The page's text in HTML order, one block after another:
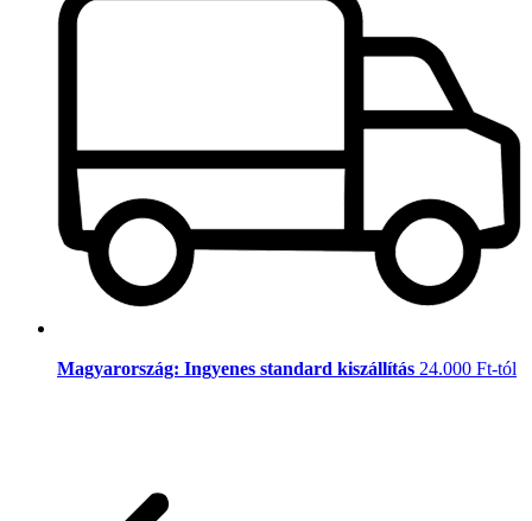
Magyarország: Ingyenes standard kiszállítás 24.000 Ft-tól